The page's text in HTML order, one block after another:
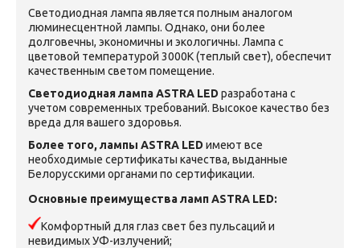
Светодиодная лампа является полным аналогом
люминесцентной лампы. Однако, они более
долговечны, экономичны и экологичны. Лампа с
цветовой температурой 3000K (теплый свет), обеспечит
качественным светом помещение.
Светодиодная лампа ASTRA LED разработана с
учетом современных требований. Высокое качество без
вреда для вашего здоровья.
Более того, лампы ASTRA LED имеют все
необходимые сертификаты качества, выданные
Белорусскими органами по сертификации.
Основные преимущества лампASTRA LED:
Комфортный для глаз свет без пульсаций и
невидимых УФ-излучений;